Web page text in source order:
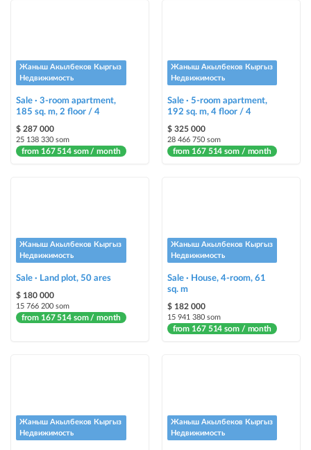
ad placement on @house_kg Instagram account and on Telegram channel
+ paid promotion on Instagram
Highlight with color
Auto UP
Stickers
and help sell it faster
Жаныш Акылбеков Кыргыз
Недвижимость
Sale · 3-room apartment,
185 sq. m, 2 floor / 4
$ 287 000
25 138 330 som
from 167 514 som / month
Жаныш Акылбеков Кыргыз
Недвижимость
Sale · 5-room apartment,
192 sq. m, 4 floor / 4
$ 325 000
28 466 750 som
from 167 514 som / month
Жаныш Акылбеков Кыргыз
Недвижимость
Sale · Land plot, 50 ares
$ 180 000
15 766 200 som
from 167 514 som / month
Жаныш Акылбеков Кыргыз
Недвижимость
Sale · House, 4-room, 61
sq. m
$ 182 000
15 941 380 som
from 167 514 som / month
Жаныш Акылбеков Кыргыз
Недвижимость
Жаныш Акылбеков Кыргыз
Недвижимость